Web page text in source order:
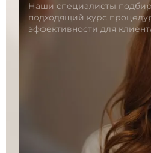
Наши специалисты
подходящий курс
эффективности для